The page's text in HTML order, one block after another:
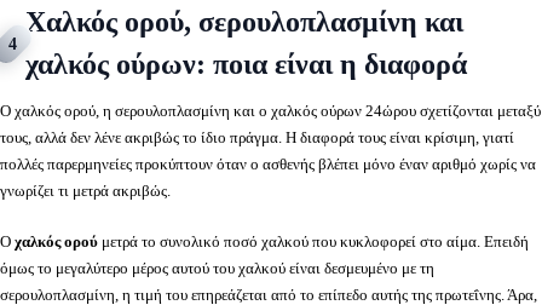
4
Χαλκός ορού, σερουλοπλασμίνη και
χαλκός ούρων: ποια είναι η διαφορά
Ο χαλκός ορού, η σερουλοπλασμίνη και ο χαλκός ούρων 24ώρου σχετίζονται μεταξύ
τους, αλλά δεν λένε ακριβώς το ίδιο πράγμα. Η διαφορά τους είναι κρίσιμη, γιατί
πολλές παρερμηνείες προκύπτουν όταν ο ασθενής βλέπει μόνο έναν αριθμό χωρίς να
γνωρίζει τι μετρά ακριβώς.
Ο χαλκός ορού μετρά το συνολικό ποσό χαλκού που κυκλοφορεί στο αίμα. Επειδή
όμως το μεγαλύτερο μέρος αυτού του χαλκού είναι δεσμευμένο με τη
σερουλοπλασμίνη, η τιμή του επηρεάζεται από το επίπεδο αυτής της πρωτεΐνης. Άρα,